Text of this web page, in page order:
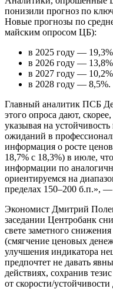
понизили прогноз по
Новые прогнозы по
майским опросом ЦБ):
в 2025 году —
в 2026 году —
в 2027 году —
в 2028 году — 8,5%.
Главный аналитик ПСБ
этого опроса дают,
указывая на
ожиданий в
информация о росте
18,7% с 18,3%) в июле,
информации по
ориентируемся на
пределах 150–200 б.п.»,
Экономист Дмитрий
заседании Центробанк
свете заметного
(смягчение ценовых
улучшения индикатора
предпочтет не давать
действиях, сохранив
от скорости/